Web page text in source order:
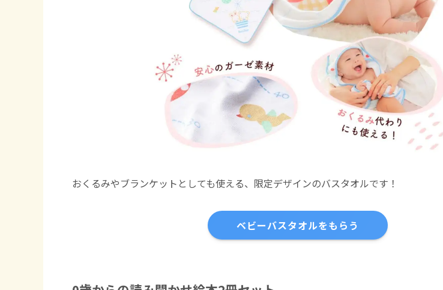
おくるみやブランケットとしても使える、限定デザインのバスタオルです！
ベビーバスタオルをもらう